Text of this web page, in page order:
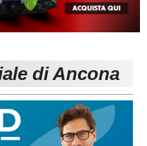
Carica la tua Rosa
di Ancona